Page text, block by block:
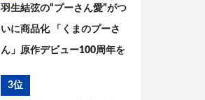
羽生結弦の“プーさん愛”がつ
いに商品化 「くまのプーさ
ん」原作デビュー100周年を
3位